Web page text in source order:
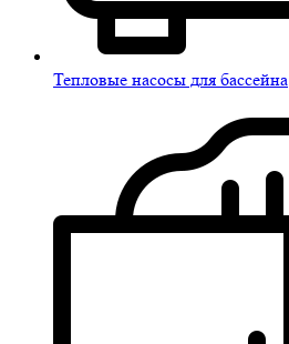
Тепловые насосы для бассейна